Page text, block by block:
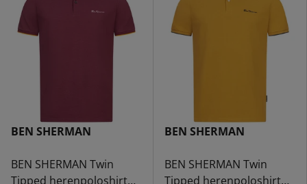
BEN SHERMAN
BEN SHERMAN Twin
Tipped herenpoloshirt
BEN SHERMAN
BEN SHERMAN Twin
Tipped herenpoloshirt